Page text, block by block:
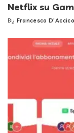
Netflix su
Posted
By Francesco D'Accico